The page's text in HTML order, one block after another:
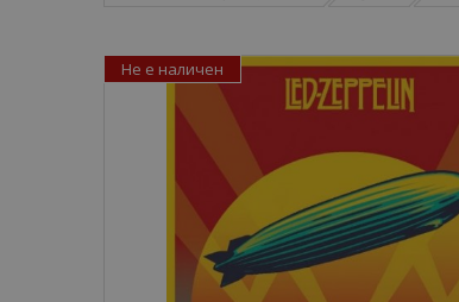
Не е наличен